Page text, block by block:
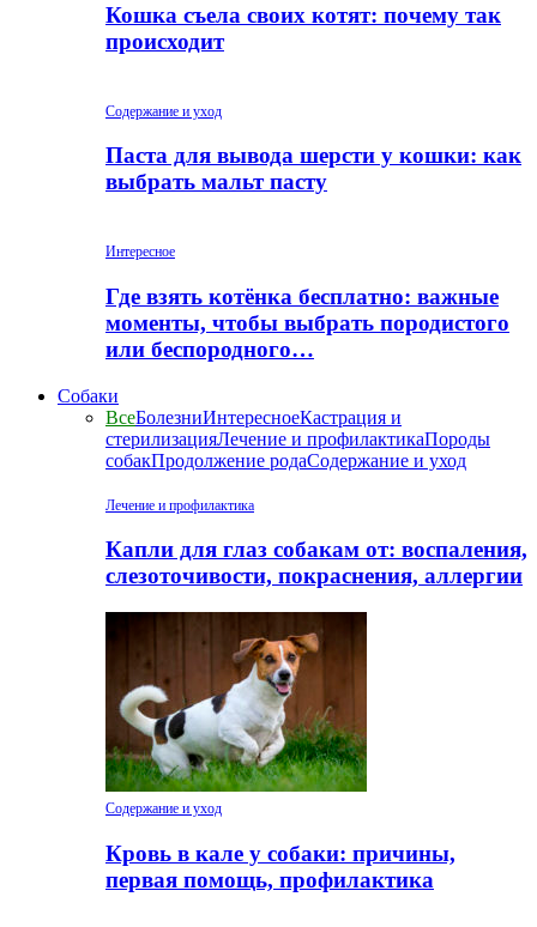
Кошка съела своих котят: почему так
происходит
Содержание и уход
Паста для вывода шерсти у кошки: как
выбрать мальт пасту
Интересное
Где взять котёнка бесплатно: важные
моменты, чтобы выбрать породистого
или беспородного…
Собаки
ВсеБолезниИнтересноеКастрация и
стерилизацияЛечение и профилактикаПороды
собакПродолжение родаСодержание и уход
Лечение и профилактика
Капли для глаз собакам от: воспаления,
слезоточивости, покраснения, аллергии
Содержание и уход
Кровь в кале у собаки: причины,
первая помощь, профилактика